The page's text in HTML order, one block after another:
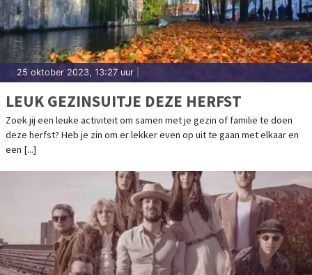
25 oktober 2023, 13:27 uur
LEUK GEZINSUITJE DEZE HERFST
Zoek jij een leuke activiteit om samen met je gezin of familie te doen
deze herfst? Heb je zin om er lekker even op uit te gaan met elkaar en
een [...]